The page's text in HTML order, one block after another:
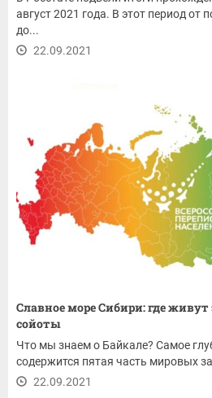
август 2021 года. В этот период от
до...
22.09.2021
Славное море Cибири: где
сойоты
Что мы знаем о Байкале? Самое
содержится пятая часть мировых
22.09.2021